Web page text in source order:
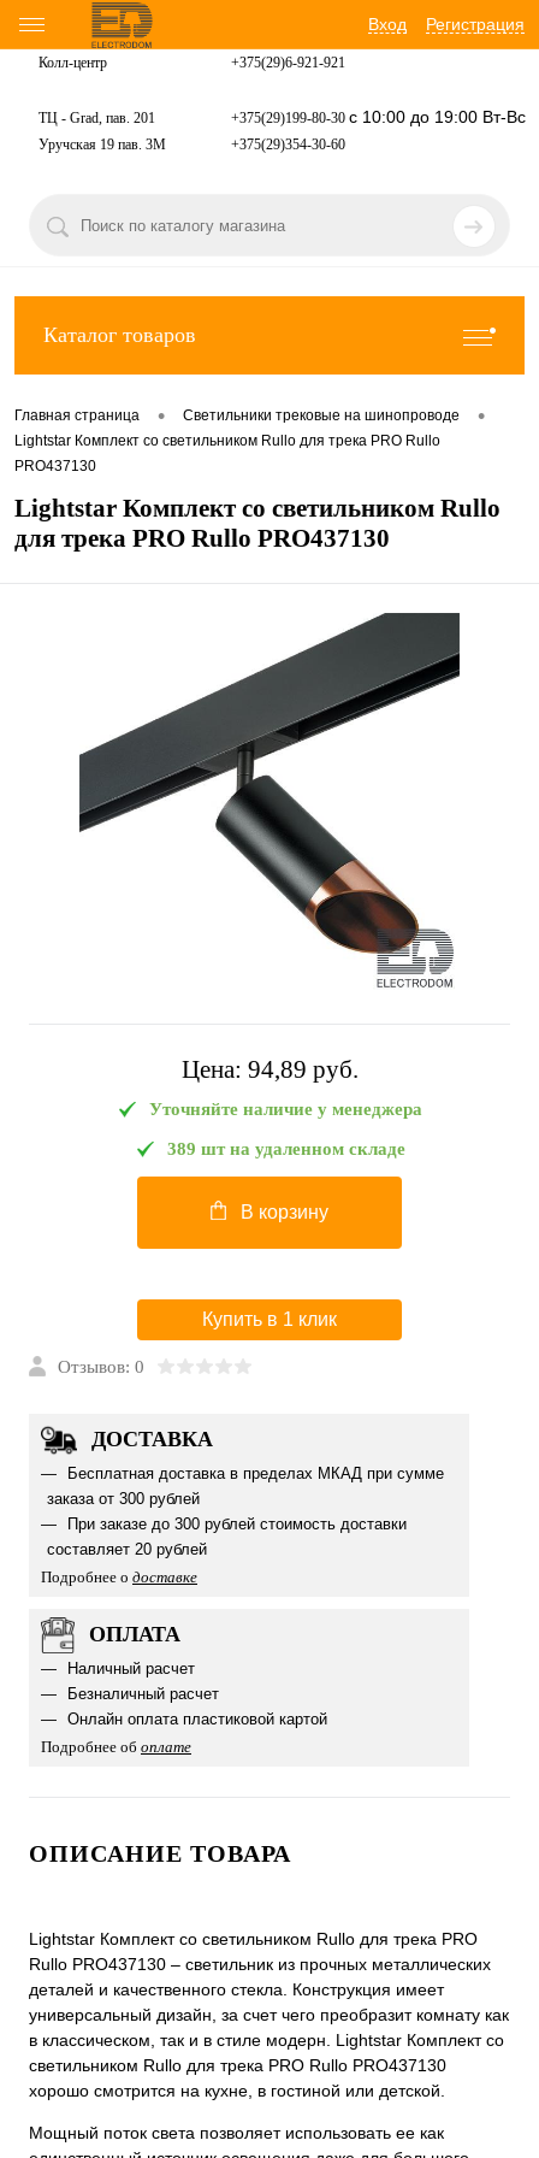
Вход Регистрация
Колл-центр +375(29)6-921-921
ТЦ - Grad, пав. 201 +375(29)199-80-30 с 10:00 до 19:00 Вт-Вс
Уручская 19 пав. 3М +375(29)354-30-60
Каталог товаров
Главная страница • Светильники трековые на шинопроводе •
Lightstar Комплект со светильником Rullo для трека PRO Rullo
PRO437130
Lightstar Комплект со светильником Rullo
для трека PRO Rullo PRO437130
Цена: 94,89 pуб.
Уточняйте наличие у менеджера
389 шт на удаленном складе
В корзину
Купить в 1 клик
Отзывов: 0
ДОСТАВКА
Бесплатная доставка в пределах МКАД при сумме
заказа от 300 рублей
При заказе до 300 рублей стоимость доставки
составляет 20 рублей
Подробнее о доставке
ОПЛАТА
Наличный расчет
Безналичный расчет
Онлайн оплата пластиковой картой
Подробнее об оплате
ОПИСАНИЕ ТОВАРА
Lightstar Комплект со светильником Rullo для трека PRO
Rullo PRO437130 – светильник из прочных металлических
деталей и качественного стекла. Конструкция имеет
универсальный дизайн, за счет чего преобразит комнату как
в классическом, так и в стиле модерн. Lightstar Комплект со
светильником Rullo для трека PRO Rullo PRO437130
хорошо смотрится на кухне, в гостиной или детской.
Мощный поток света позволяет использовать ее как